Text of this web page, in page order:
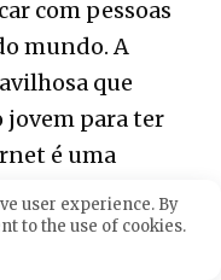
com pessoas
mundo. A
que
para ter
é uma
em todo o
amizade ou
user experience. By
to the use of cookies.